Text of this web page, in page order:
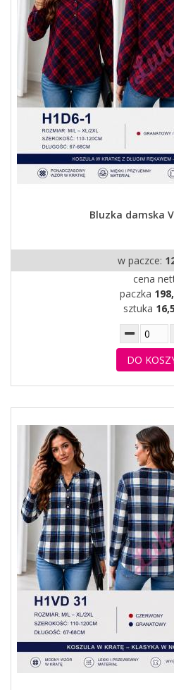
Bluzka damska
w paczce:
cena
paczka
sztuka
DO